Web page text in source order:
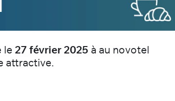
le 27 février 2025 à au novotel
attractive.